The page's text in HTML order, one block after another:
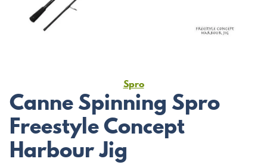
Spro
Canne Spinning Spro
Freestyle Concept
Harbour Jig